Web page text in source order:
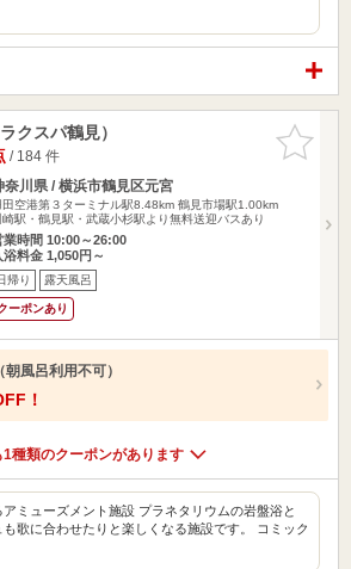
お気に入
りに追加
クスパ鶴見）
/ 184 件
奈川県 / 横浜市鶴見区元宮
田空港第３ターミナル駅8.48km 鶴見市場駅1.00km
崎駅・鶴見駅・武蔵小杉駅より無料送迎バスあり
業時間 10:00～26:00
浴料金 1,050円～
帰り 露天風呂
ーポンあり
風呂利用不可）
！
1種類のクーポンがあります
ミューズメント施設 プラネタリウムの岩盤浴と
歌に合わせたりと楽しくなる施設です。 コミック